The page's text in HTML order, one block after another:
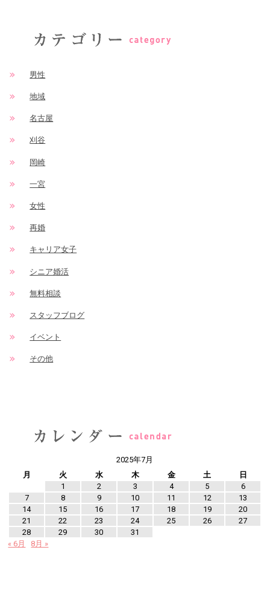
男性
地域
名古屋
刈谷
岡崎
一宮
女性
再婚
キャリア女子
シニア婚活
無料相談
スタッフブログ
イベント
その他
2025年7月
月
火 水 木 金 土
日
1
2 3 4 5
6
7
8 9 10 11 12
13
14
15 16 17 18 19
20
21
22 23 24 25 26
27
28
29 30
31
« 6月
8月 »